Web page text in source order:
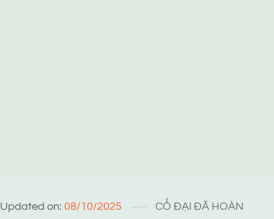
Updated on: 08/10/2025 CỔ ĐẠI ĐÃ HOÀN